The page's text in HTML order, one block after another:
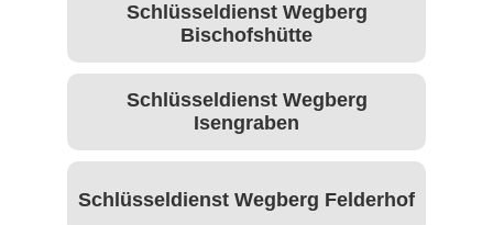
Schlüsseldienst Wegberg
Bischofshütte
Schlüsseldienst Wegberg
Isengraben
Schlüsseldienst Wegberg Felderhof